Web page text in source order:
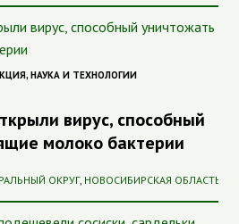
, НАУКА И ТЕХНОЛОГИИ
вирус, способный
молоко бактерии
ОКРУГ, НОВОСИБИРСКАЯ ОБЛАСТЬ